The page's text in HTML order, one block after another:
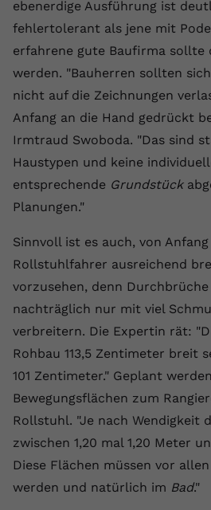
ebenerdige Ausführung ist
fehlertolerant als jene mit
erfahrene gute Baufirma sollte
werden. "Bauherren sollten
nicht auf die Zeichnungen
Anfang an die Hand gedrückt
Irmtraud Swoboda. "Das sind
Haustypen und keine
entsprechende Grundstück
Planungen."
Sinnvoll ist es auch, von
Rollstuhlfahrer ausreichend
vorzusehen, denn Durchbrüche
nachträglich nur mit viel
verbreitern. Die Expertin rät:
Rohbau 113,5 Zentimeter breit
101 Zentimeter." Geplant
Bewegungsflächen zum
Rollstuhl. "Je nach Wendigkeit
zwischen 1,20 mal 1,20 Meter
Diese Flächen müssen vor
werden und natürlich im Bad."
Name
Anbieter youtube.com
Laufzeit Session
Zweck
Dieser von
registriert eine
Daten darüber zu
Videos von
Name
Anbieter Youtube.com
Laufzeit Session
Dieser von
registriert eine
Daten darüber
Videos von
gesehen hat.
Name yt-remote-